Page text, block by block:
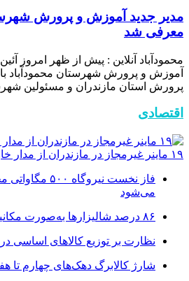
مدیر جدید آموزش و پرورش
معرفی شد
محمودآباد آنلاین : پیش از ظهر امروز
آموزش و پرورش شهرستان محمودآباد
پرورش استان مازندران و مسئولین
اقتصادی
۱۹ ماینر غیرمجاز در مازندران از مدار خارج شد
فاز نخست
می‌شود
۸۶ درصد شالیزارها به‌صورت مکانیزه نشاءکاری می‌شوند
نظارت بر توزیع کالا‌های اساسی
شارژ کالابرگ دهک‌های چهارم تا هفتم از